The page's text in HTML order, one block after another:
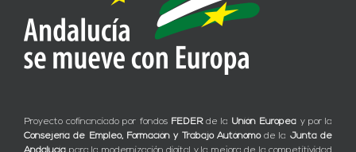
Proyecto cofinanciado por fondos FEDERde la Unión Europea y por la
Consejería de Empleo, Formación y Trabajo Autónomode la Junta de